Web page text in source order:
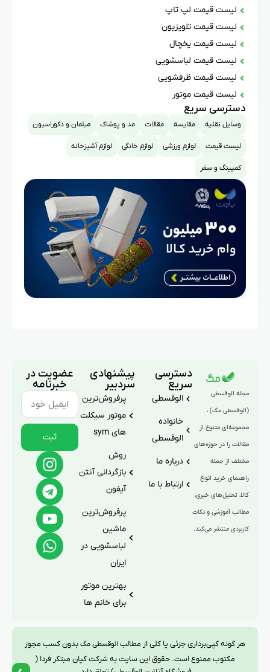
لیست قیمت لپ تاپ
لیست قیمت تلویزیون
لیست قیمت یخچال
لیست قیمت لباسشویی
لیست قیمت ظرفشویی
لیست قیمت موتور
دسترسی سریع
وسایل نقلیه مقایسه مقالات مد و پوشاک مبلمان و دکوراسیون
لیست قیمت لوازم ورزشی لوازم خانگی لوازم آشپزخانه
کمپینگ و سفر
مجله الوقسطی
(الوقسطی مگ) ،
مجموعه‌ای متنوع از
مقالات را در حوزه‌های
مختلف از جمله
راهنمای خرید انواع
کالا، تحلیل‌های خبری،
مطالب آموزشی و نکات
کاربردی منتشر می‌کند.
دسترسی
سریع
الوقسطی
خانواده
الوقسطی
درباره ما
ارتباط با ما
پیشنهادی
سردبیر
پرفروش‌ترین
موتور سیکلت
های sym
روش
بازگردانی آنتن
آیفون
پرفروش‌ترین
ماشین
لباسشویی در
ایران
بهترین موتور
برای خانم ها
عضویت در
خبرنامه
ثبت
هر گونه کپی‌برداری جزئی یا کلی از مطالب الوقسطی مگبدون کسب مجوز
مکتوب ممنوع است. حقوق این سایت به شرکت کیان مبتکر فردا (